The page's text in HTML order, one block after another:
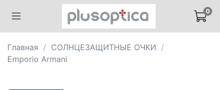
0
Главная
СОЛНЦЕЗАЩИТНЫЕ ОЧКИ
Emporio Armani